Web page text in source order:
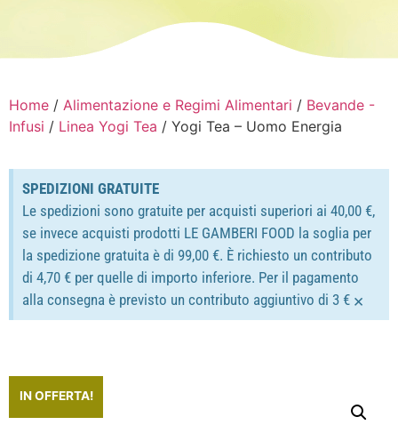
Home / Alimentazione e Regimi Alimentari / Bevande -
Infusi / Linea Yogi Tea / Yogi Tea – Uomo Energia
SPEDIZIONI GRATUITE
Le spedizioni sono gratuite per acquisti superiori ai 40,00 €,
se invece acquisti prodotti LE GAMBERI FOOD la soglia per
la spedizione gratuita è di 99,00 €. È richiesto un contributo
di 4,70 € per quelle di importo inferiore. Per il pagamento
alla consegna è previsto un contributo aggiuntivo di 3 € ×
IN OFFERTA!